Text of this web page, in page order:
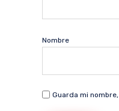
Nombre
Guarda mi